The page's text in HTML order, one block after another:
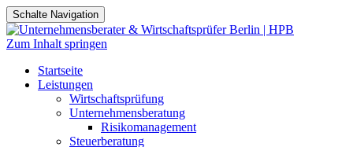
Schalte Navigation
Zum Inhalt springen
Startseite
Leistungen
Wirtschaftsprüfung
Unternehmensberatung
Risikomanagement
Steuerberatung